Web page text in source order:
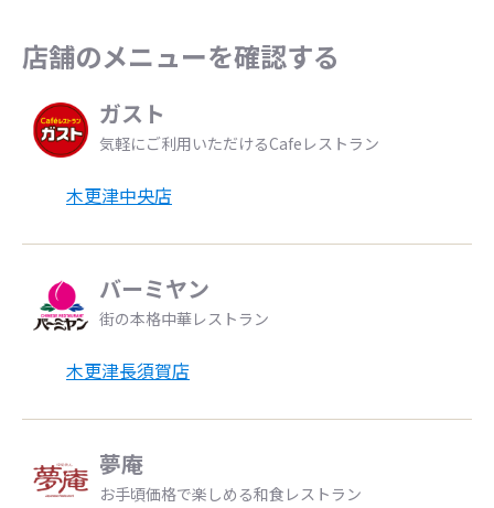
店舗のメニューを確認する
ガスト
気軽にご利用いただけるCafeレストラン
木更津中央店
バーミヤン
街の本格中華レストラン
木更津長須賀店
夢庵
お手頃価格で楽しめる和食レストラン